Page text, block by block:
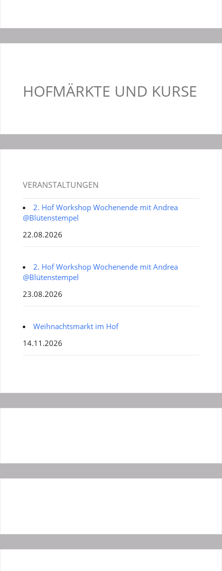
HOFMÄRKTE UND KURSE
VERANSTALTUNGEN
2. Hof Workshop Wochenende mit Andrea
@Blütenstempel
22.08.2026
2. Hof Workshop Wochenende mit Andrea
@Blütenstempel
23.08.2026
Weihnachtsmarkt im Hof
14.11.2026